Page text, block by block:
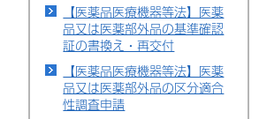
【医薬品医療機器等法】医薬
品又は医薬部外品の基準確認
証の書換え・再交付
【医薬品医療機器等法】医薬
品又は医薬部外品の区分適合
性調査申請